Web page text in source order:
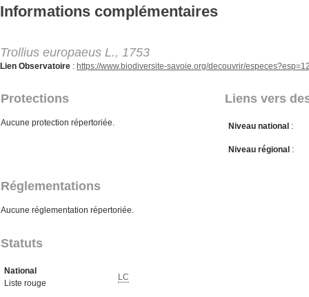
Aller au contenu principal
Informations complémentaires
Trollius europaeus L., 1753
Lien Observatoire : https://www.biodiversite-savoie.org/decouvrir/
Protections Liens vers
Aucune protection répertoriée. Niveau national :
Niveau régional :
Réglementations
Aucune réglementation répertoriée.
Statuts
National
Liste rouge
LC